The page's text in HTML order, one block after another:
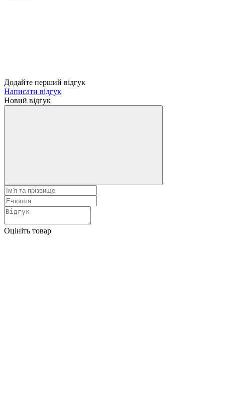
Додайте перший відгук
Написати відгук
Новий відгук
Оцініть товар